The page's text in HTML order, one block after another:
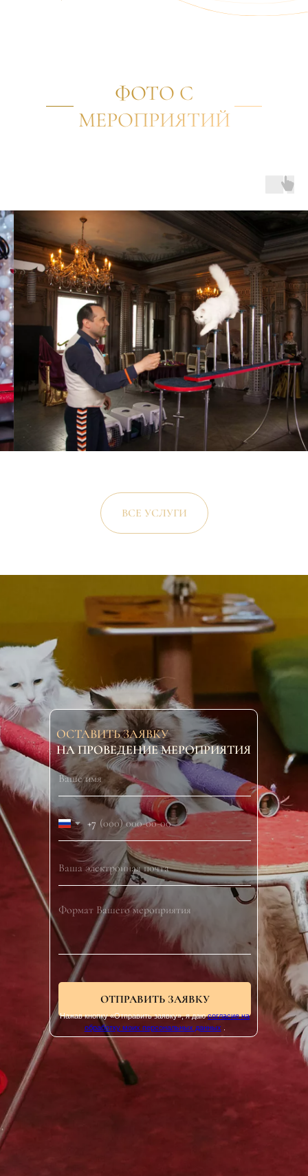
ФОТО С
МЕРОПРИЯТИЙ
ВСЕ УСЛУГИ
+7
ОТПРАВИТЬ ЗАЯВКУ
ОСТАВИТЬ ЗАЯВКУ
НА ПРОВЕДЕНИЕ МЕРОПРИЯТИЯ
Нажав кнопку «Отправить заявку», я даюсогласие на
обработку моих персональных данных